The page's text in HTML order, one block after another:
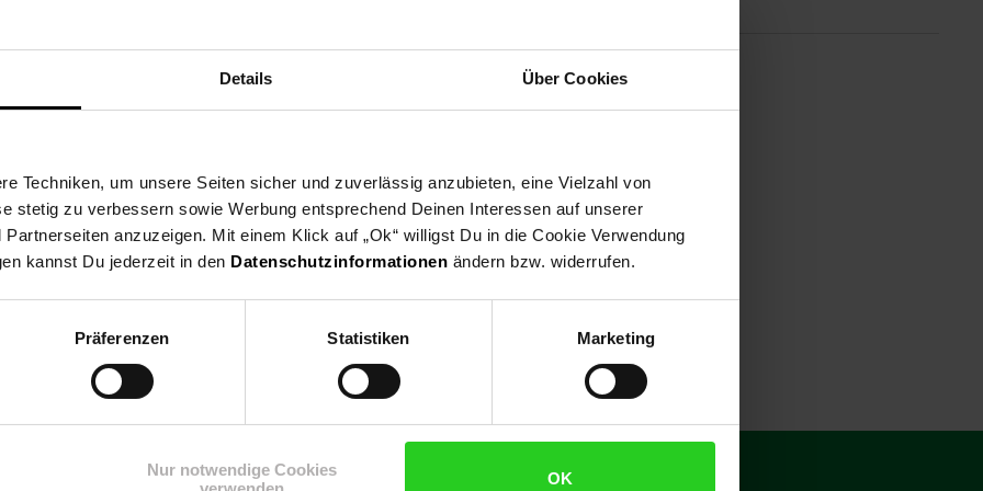
Details Über Cookies
Techniken, um unsere Seiten sicher und zuverlässig anzubieten, eine Vielzahl von
stetig zu verbessern sowie Werbung entsprechend Deinen Interessen auf unserer
anzuzeigen. Mit einem Klick auf „Ok“ willigst Du in die Cookie Verwendung
kannst Du jederzeit in den Datenschutzinformationen ändern bzw. widerrufen.
Präferenzen Statistiken Marketing
Nur notwendige Cookies
OK
des Art Nouveau inspiriert und bilden so eine absolute Ausnahme zu den puristischen
sie sich perfekt für Cocktails, Mix-Getränke und Softdrinks. Wie alle Os sind auch die
& Gläser
Newsletter und